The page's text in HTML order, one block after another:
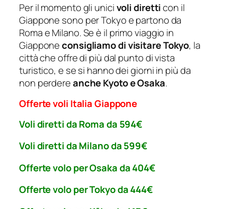
Per il momento gli unicivoli diretticon il
Giappone sono per Tokyo e partono da
Roma e Milano. Se è il primo viaggio in
Giapponeconsigliamo di visitare Tokyo, la
città che offre di più dal punto di vista
turistico, e se si hanno dei giorni in più da
non perdereanche Kyoto e Osaka.
Offerte voli Italia Giappone
Voli diretti da Roma da 594€
Voli diretti da Milano da 599€
Offerte volo per Osaka da 404€
Offerte volo per Tokyo da 444€